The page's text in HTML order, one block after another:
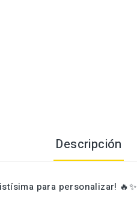
Descripción
para personalizar! 🔥✨